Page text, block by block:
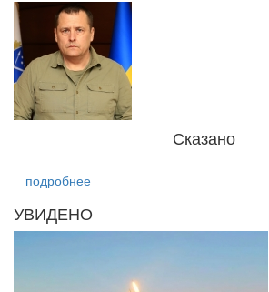
Сказано
подробнее
УВИДЕНО